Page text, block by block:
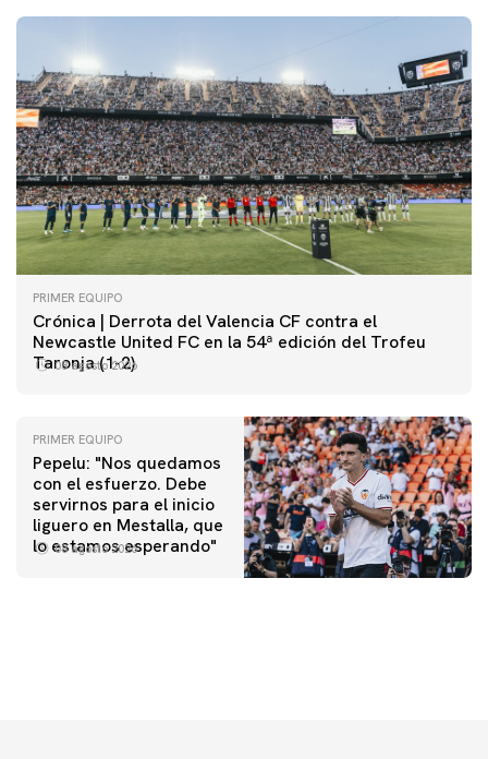
PRIMER EQUIPO
Crónica | Derrota del Valencia CF contra el
Newcastle United FC en la 54ª edición del Trofeu
Taronja (1-2)
08 agosto 2026
PRIMER EQUIPO
Pepelu: "Nos quedamos
con el esfuerzo. Debe
servirnos para el inicio
liguero en Mestalla, que
lo estamos esperando"
08 agosto 2026
PRIMER EQUIPO
Las fotos del Valencia CF-Newcastle United FC
PRIMER EQUIPO
MESTALLA 📍